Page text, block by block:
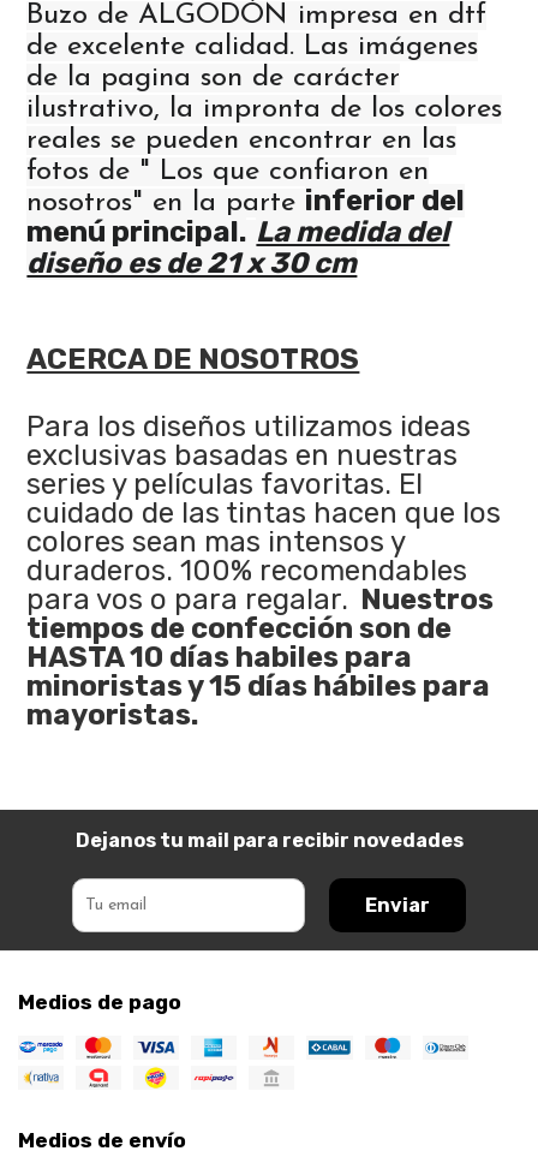
Buzo de ALGODÓN impresa en dtf
de excelente calidad. Las imágenes
de la pagina son de carácter
ilustrativo, la impronta de los colores
reales se pueden encontrar en las
fotos de " Los que confiaron en
nosotros" en la parte inferior del
menú principal. La medida del
diseño es de 21 x 30 cm
ACERCA DE NOSOTROS
Para los diseños utilizamos ideas
exclusivas basadas en nuestras
series y películas favoritas. El
cuidado de las tintas hacen que los
colores sean mas intensos y
duraderos. 100% recomendables
para vos o para regalar. Nuestros
tiempos de confección son de
HASTA 10 días habiles para
minoristas y 15 días hábiles para
mayoristas.
Dejanos tu mail para recibir novedades
Enviar
Medios de pago
Medios de envío